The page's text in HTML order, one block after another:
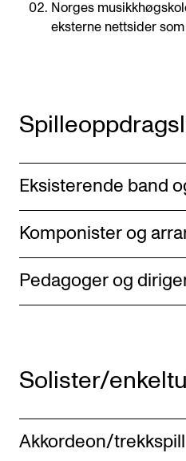
Finn ansatte
Norges
eksterne nettsider
Eksisterende band
Komponister og
Pedagoger og
Solister/
Akkordeon/trekkspill